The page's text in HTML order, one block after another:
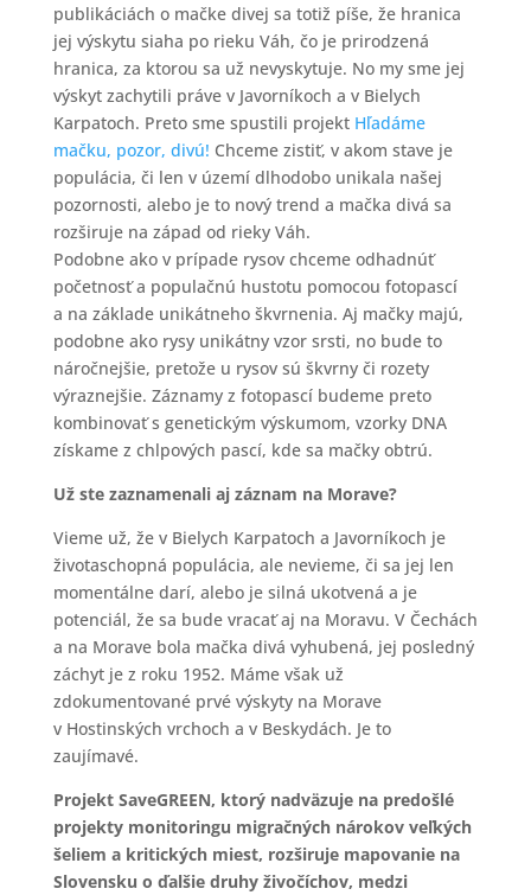
publikáciách o mačke divej sa totiž píše, že hranica
jej výskytu siaha po rieku Váh, čo je prirodzená
hranica, za ktorou sa už nevyskytuje. No my sme jej
výskyt zachytili práve v Javorníkoch a v Bielych
Karpatoch. Preto sme spustili projekt Hľadáme
mačku, pozor, divú! Chceme zistiť, v akom stave je
populácia, či len v území dlhodobo unikala našej
pozornosti, alebo je to nový trend a mačka divá sa
rozširuje na západ od rieky Váh.
Podobne ako v prípade rysov chceme odhadnúť
početnosť a populačnú hustotu pomocou fotopascí
a na základe unikátneho škvrnenia. Aj mačky majú,
podobne ako rysy unikátny vzor srsti, no bude to
náročnejšie, pretože u rysov sú škvrny či rozety
výraznejšie. Záznamy z fotopascí budeme preto
kombinovať s genetickým výskumom, vzorky DNA
získame z chlpových pascí, kde sa mačky obtrú.
Už ste zaznamenali aj záznam na Morave?
Vieme už, že v Bielych Karpatoch a Javorníkoch je
životaschopná populácia, ale nevieme, či sa jej len
momentálne darí, alebo je silná ukotvená a je
potenciál, že sa bude vracať aj na Moravu. V Čechách
a na Morave bola mačka divá vyhubená, jej posledný
záchyt je z roku 1952. Máme však už
zdokumentované prvé výskyty na Morave
v Hostinských vrchoch a v Beskydách. Je to
zaujímavé.
Projekt SaveGREEN, ktorý nadväzuje na predošlé
projekty monitoringu migračných nárokov veľkých
šeliem a kritických miest, rozširuje mapovanie na
Slovensku o ďalšie druhy živočíchov, medzi